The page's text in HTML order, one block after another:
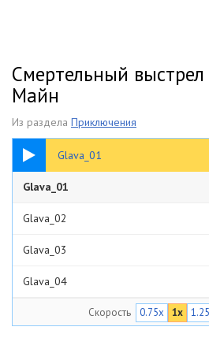
Смертельный
Майн
Из раздела Приключения
Glava_01
13:15
Glava_01
Glava_02
Glava_03
Glava_04
Скорость 0.75x 1x